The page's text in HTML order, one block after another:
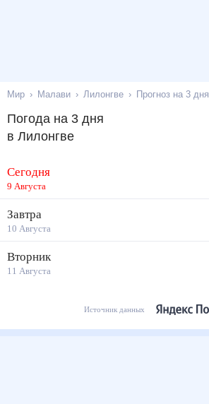
Мир Малави Лилонгве Прогноз на 3 дня
Погода на 3 дня
в Лилонгве
Сегодня
9 Августа
Завтра
10 Августа
Вторник
11 Августа
Источник данных